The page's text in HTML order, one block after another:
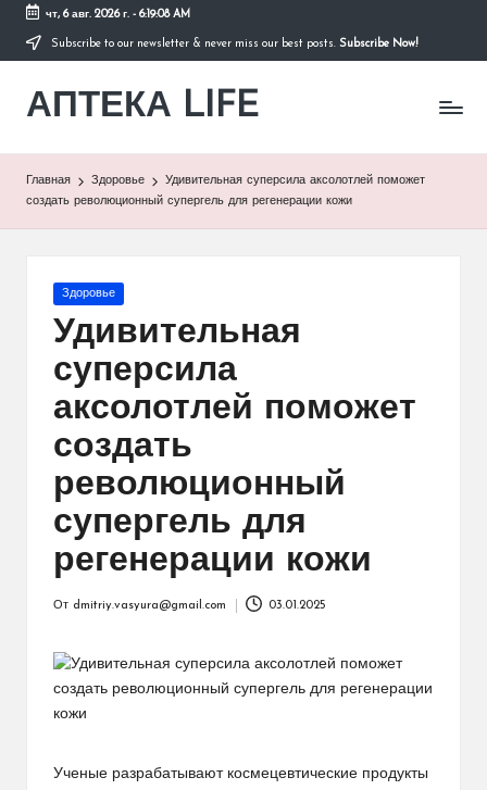
Перейти
содержимому
чт, 6 авг. 2026 г.- 6:19:08 AM
Subscribe to our newsletter & never miss our best posts. Subscribe Now!
АПТЕКА LIFE
сайт
Главная Здоровье
Удивительная суперсила аксолотлей поможет
создать революционный супергель для регенерации кожи
Опубликовано
Здоровье
Удивительная
суперсила
аксолотлей поможет
создать
революционный
супергель для
регенерации кожи
От dmitriy.vasyura@gmail.com 03.01.2025
Ученые разрабатывают космецевтические продукты